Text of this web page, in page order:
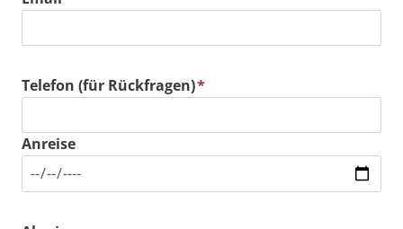
Telefon (für Rückfragen)*
Anreise